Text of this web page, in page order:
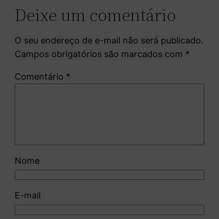
Deixe um comentário
O seu endereço de e-mail não será publicado.
Campos obrigatórios são marcados com *
Comentário *
Nome
E-mail